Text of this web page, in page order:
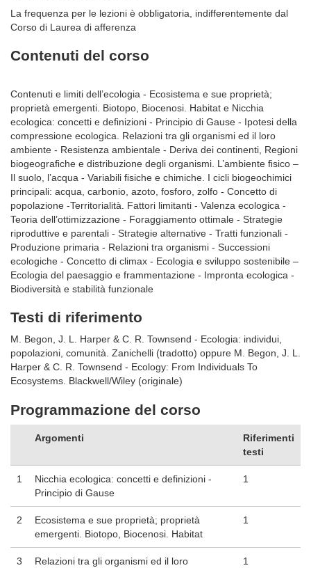
La frequenza per le lezioni è obbligatoria, indifferentemente dal
Corso di Laurea di afferenza
Contenuti del corso
Contenuti e limiti dell’ecologia - Ecosistema e sue proprietà;
proprietà emergenti. Biotopo, Biocenosi. Habitat e Nicchia
ecologica: concetti e deﬁnizioni - Principio di Gause - Ipotesi della
compressione ecologica. Relazioni tra gli organismi ed il loro
ambiente - Resistenza ambientale - Deriva dei continenti, Regioni
biogeograﬁche e distribuzione degli organismi. L’ambiente ﬁsico –
Il suolo, l’acqua - Variabili ﬁsiche e chimiche. I cicli biogeochimici
principali: acqua, carbonio, azoto, fosforo, zolfo - Concetto di
popolazione -Territorialità. Fattori limitanti - Valenza ecologica -
Teoria dell’ottimizzazione - Foraggiamento ottimale - Strategie
riproduttive e parentali - Strategie alternative - Tratti funzionali -
Produzione primaria - Relazioni tra organismi - Successioni
ecologiche - Concetto di climax - Ecologia e sviluppo sostenibile –
Ecologia del paesaggio e frammentazione - Impronta ecologica -
Biodiversità e stabilità funzionale
Testi di riferimento
M. Begon, J. L. Harper & C. R. Townsend - Ecologia: individui,
popolazioni, comunità. Zanichelli (tradotto) oppure M. Begon, J. L.
Harper & C. R. Townsend - Ecology: From Individuals To
Ecosystems. Blackwell/Wiley (originale)
Programmazione del corso
Argomenti
Riferimenti
testi
1
Nicchia ecologica: concetti e definizioni -
Principio di Gause
1
2
Ecosistema e sue proprietà; proprietà
emergenti. Biotopo, Biocenosi. Habitat
1
3
Relazioni tra gli organismi ed il loro
1